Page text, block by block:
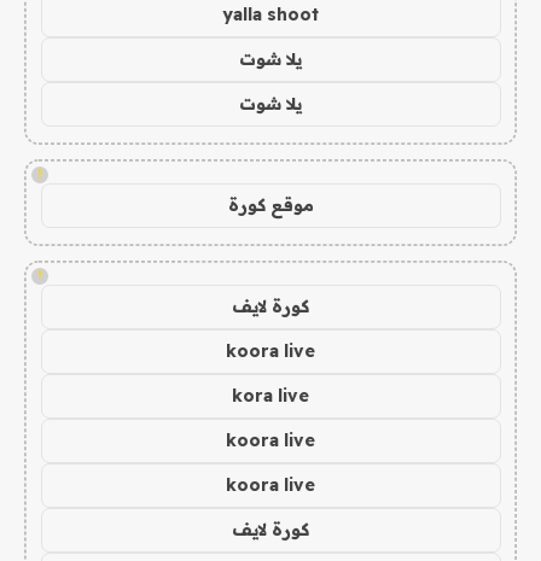
yalla shoot
يلا شوت
يلا شوت
!
موقع كورة
!
كورة لايف
koora live
kora live
koora live
koora live
كورة لايف